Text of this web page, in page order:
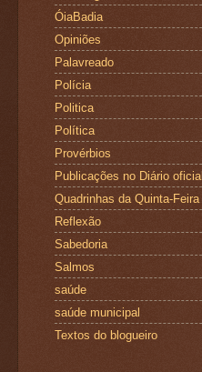
ÓiaBadia
Opiniões
Palavreado
Polícia
Politica
Política
Provérbios
Publicações no Diário oficial
Quadrinhas da Quinta-Feira
Reflexão
Sabedoria
Salmos
saúde
saúde municipal
Textos do blogueiro